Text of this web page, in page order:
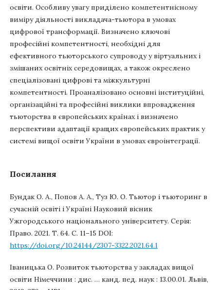
освіти. Особливу увагу приділено компетентнісному
виміру діяльності викладача-тьютора в умовах
цифрової трансформації. Визначено ключові
професійні компетентності, необхідні для
ефективного тьюторського супроводу у віртуальних і
змішаних освітніх середовищах, а також окреслено
спеціалізовані цифрові та міжкультурні
компетентності. Проаналізовано основні інституційні,
організаційні та професійні виклики впровадження
тьюторства в європейських країнах і визначено
перспективи адаптації кращих європейських практик у
системі вищої освіти України в умовах євроінтеграції.
Посилання
Бундак О. А., Попов А. А., Туз Ю. О. Тьютор і тьюторинг в
сучасній освіті і Україні Науковий вісник
Ужгородського національного університету. Серія:
Право. 2021. Т. 64. С. 11–15 DOI:
https://doi.org/10.24144/2307-3322.2021.64.1
Іваницька О. Розвиток тьюторства у закладах вищої
освіти Німеччини : дис. … канд. пед. наук : 13.00.01. Львів,